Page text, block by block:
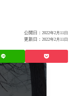
公開日： 2022年2月11日
更新日： 2022年2月11日